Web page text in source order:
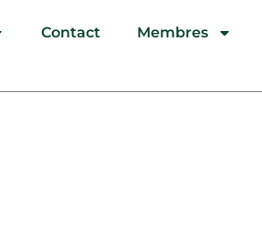
Contact Membres